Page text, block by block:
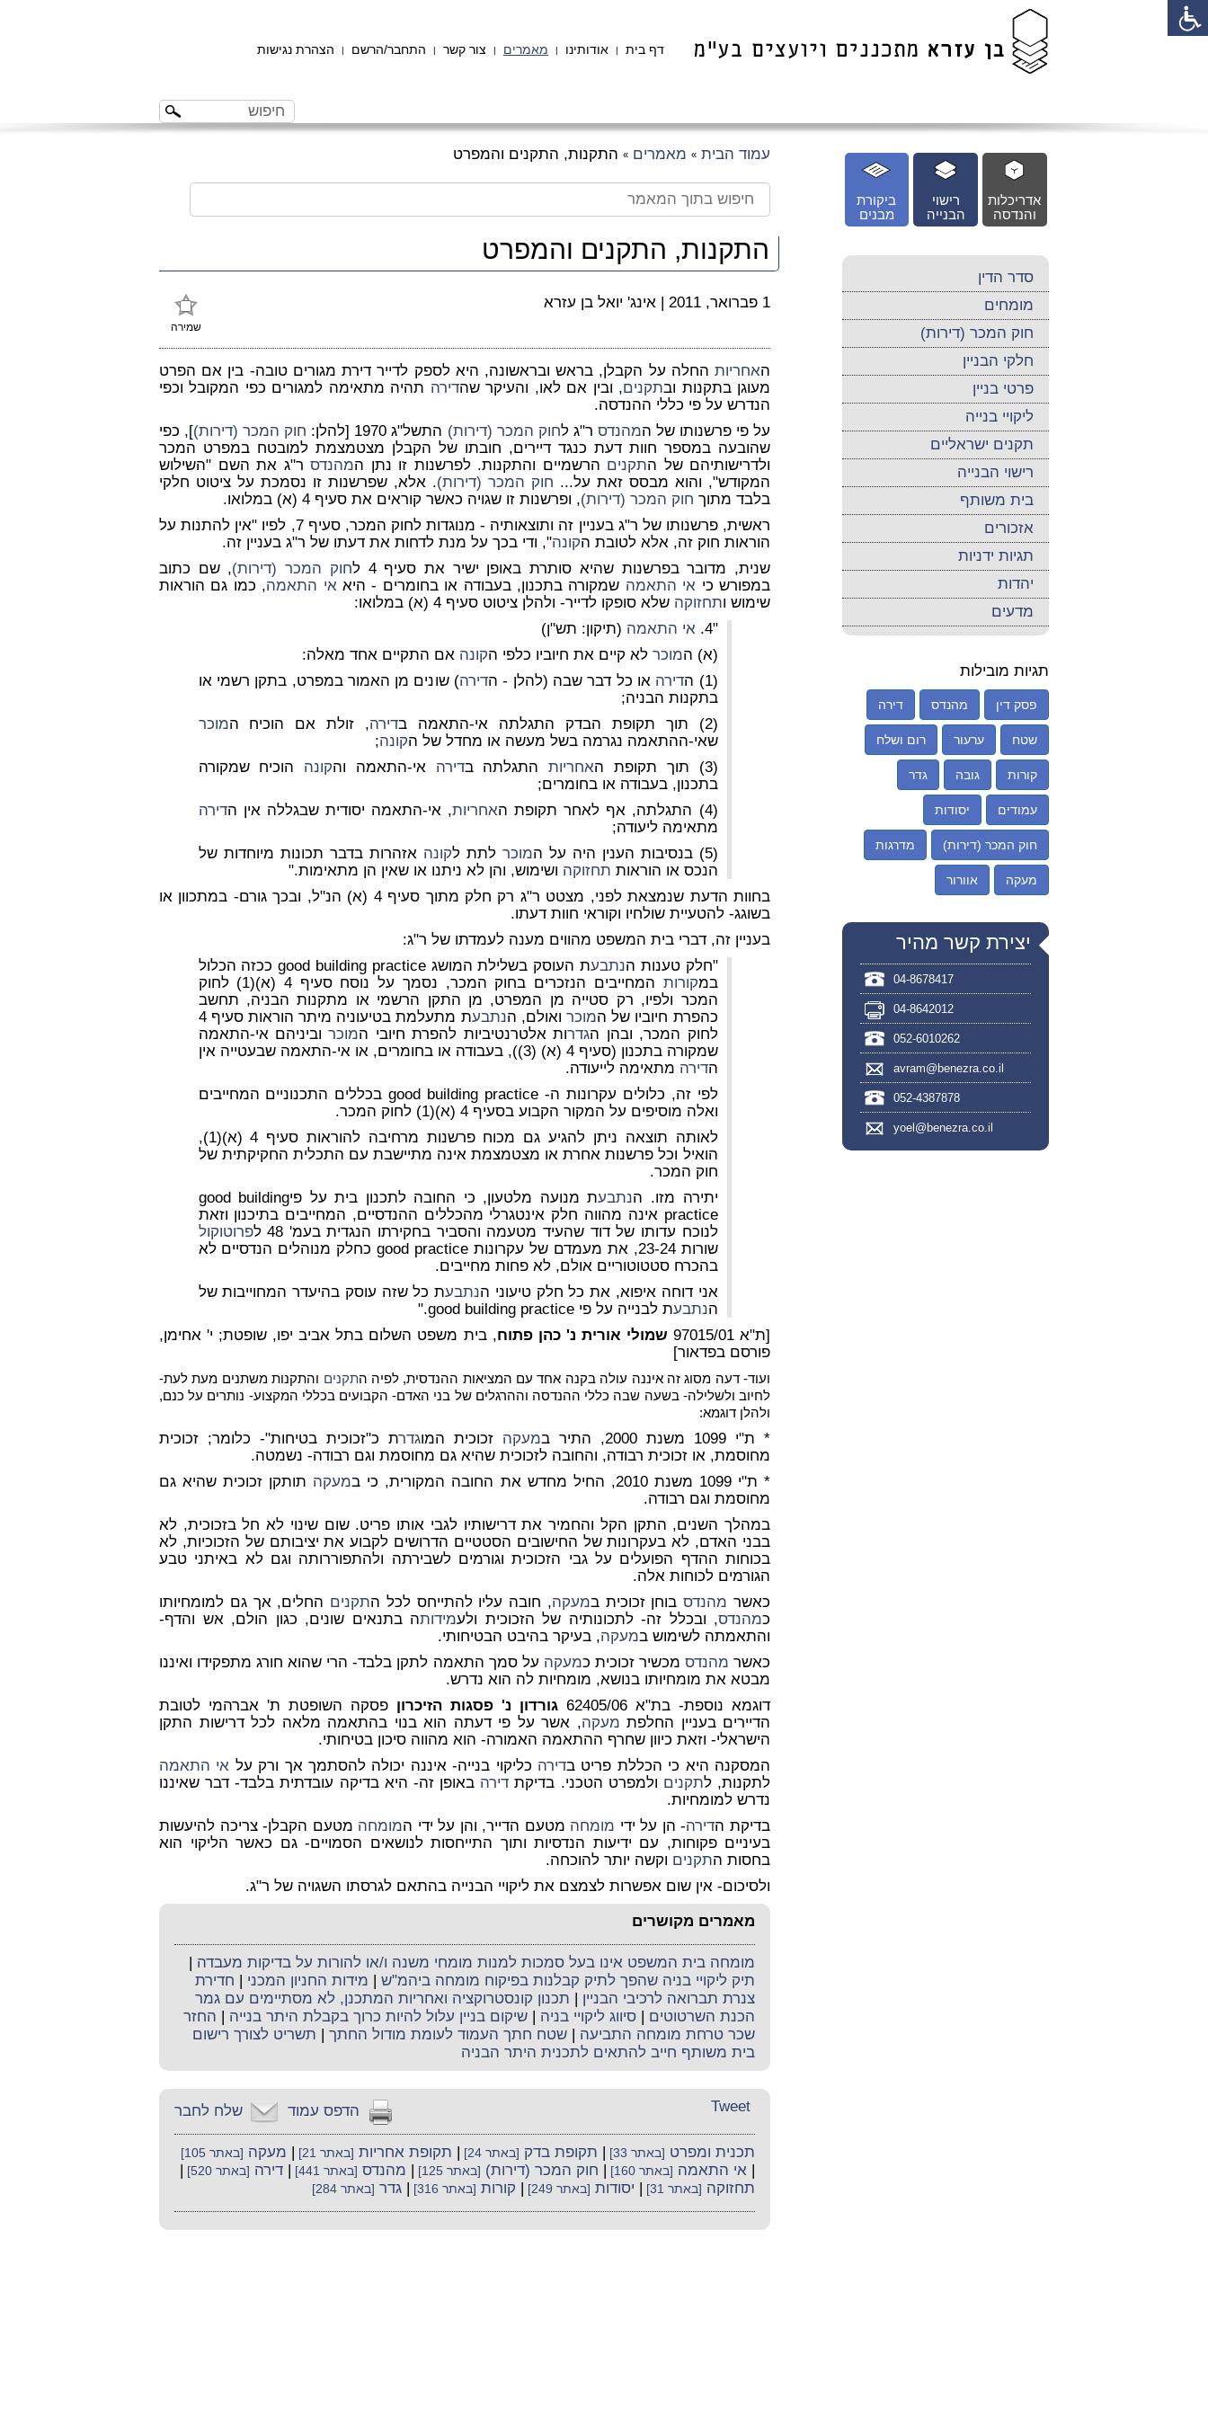
דף בית | אודותינו | מאמרים | צור קשר | התחבר/הרשם | הצהרת נגישות
עמוד הבית » מאמרים » התקנות, התקנים והמפרט
התקנות, התקנים והמפרט
שמירה
1 פברואר, 2011 | אינג' יואל בן עזרא
האחריות החלה על הקבלן, בראש ובראשונה, היא לספק לדייר דירת מגורים טובה- בין אם הפרט
מעוגן בתקנות ובתקנים, ובין אם לאו, והעיקר שהדירה תהיה מתאימה למגורים כפי המקובל וכפי
הנדרש על פי כללי ההנדסה.
על פי פרשנותו של המהנדס ר"ג לחוק המכר (דירות) התשל"ג 1970 [להלן: חוק המכר (דירות)], כפי
שהובעה במספר חוות דעת כנגד דיירים, חובתו של הקבלן מצטמצמת למובטח במפרט המכר
ולדרישותיהם של התקנים הרשמיים והתקנות. לפרשנות זו נתן המהנדס ר"ג את השם "השילוש
המקודש", והוא מבסס זאת על... חוק המכר (דירות). אלא, שפרשנות זו נסמכת על ציטוט חלקי
בלבד מתוך חוק המכר (דירות), ופרשנות זו שגויה כאשר קוראים את סעיף 4 (א) במלואו.
ראשית, פרשנותו של ר"ג בעניין זה ותוצאותיה - מנוגדות לחוק המכר, סעיף 7, לפיו "אין להתנות על
הוראות חוק זה, אלא לטובת הקונה", ודי בכך על מנת לדחות את דעתו של ר"ג בעניין זה.
שנית, מדובר בפרשנות שהיא סותרת באופן ישיר את סעיף 4 ל
חוק המכר (דירות), שם כתוב
במפורש כי אי התאמה שמקורה בתכנון, בעבודה או בחומרים - היאאי התאמה, כמו גם הוראות
שימוש ותחזוקה שלא סופקו לדייר- ולהלן ציטוט סעיף 4 (א) במלואו:
"4.
אי התאמה (תיקון: תש"ן)
(א) המוכר לא קיים את חיוביו כלפי הקונה אם התקיים אחד מאלה:
(1) ה
דירה או כל דבר שבה (להלן - הדירה) שונים מן האמור במפרט, בתקן רשמי או
בתקנות הבניה;
(2) תוך תקופת הבדק התגלתה אי-התאמה ב
דירה, זולת אם הוכיח המוכר
שאי-ההתאמה נגרמה בשל מעשה או מחדל של הקונה;
(3) תוך תקופת ה
אחריותהתגלתה בדירה אי-התאמה והקונה הוכיח שמקורה
בתכנון, בעבודה או בחומרים;
(4) התגלתה, אף לאחר תקופת ה
אחריות, אי-התאמה יסודית שבגללה אין הדירה
מתאימה ליעודה;
(5) בנסיבות הענין היה על ה
מוכר לתת לקונה אזהרות בדבר תכונות מיוחדות של
הנכס או הוראות תחזוקה ושימוש, והן לא ניתנו או שאין הן מתאימות."
בחוות הדעת שנמצאת לפני, מצטט ר"ג רק חלק מתוך סעיף 4 (א) הנ"ל, ובכך גורם- במתכוון או
בשוגג- להטעיית שולחיו וקוראי חוות דעתו.
בעניין זה, דברי בית המשפט מהווים מענה לעמדתו של ר"ג:
"חלק טענות הנתבע
ת העוסק בשלילת המושג good building practice ככזה הכלול
במקורות
המחייבים הנזכרים בחוק המכר, נסמך על נוסח סעיף 4 (א)(1) לחוק
המכר ולפיו, רק סטייה מן המפרט, מן התקן הרשמי או מתקנות הבניה, תחשב
כהפרת חיוביו של המוכר ואולם, הנתבע
ת מתעלמת בטיעוניה מיתר הוראות סעיף 4
לחוק המכר, ובהן הגדרות אלטרנטיביות להפרת חיובי המוכרוביניהם אי-התאמה
שמקורה בתכנון (סעיף 4 (א) (3)), בעבודה או בחומרים, או אי-התאמה שבעטייה אין
הדירה מתאימה לייעודה.
לפי זה, כלולים עקרונות ה- good building practice בכללים התכנוניים המחייבים
ואלה מוסיפים על המקור הקבוע בסעיף 4 (א)(1) לחוק המכר.
לאותה תוצאה ניתן להגיע גם מכוח פרשנות מרחיבה להוראות סעיף 4 (א)(1),
הואיל וכל פרשנות אחרת או מצטמצמת אינה מתיישבת עם התכלית החקיקתית של
חוק המכר.
יתירה מזו. הנתבע
ת מנועה מלטעון, כי החובה לתכנון בית על פיgood building
practice אינה מהווה חלק אינטגרלי מהכללים ההנדסיים, המחייבים בתיכנון וזאת
לנוכח עדותו של דוד שהעיד מטעמה והסביר בחקירתו הנגדית בעמ' 48 ל
פרוטוקול
שורות 23-24, את מעמדם של עקרונות good practice כחלק מנוהלים הנדסיים לא
בהכרח סטטוטוריים אולם, לא פחות מחייבים.
אני דוחה איפוא, את כל חלק טיעוני הנתבעת כל שזה עוסק בהיעדר המחוייבות של
הנתבעת לבנייה על פי good building practice."
[ת"א 97015/01
שמולי אורית נ' כהן פתוח, בית משפט השלום בתל אביב יפו, שופטת; י' אחימן,
פורסם בפדאור]
ועוד- דעה מסוג זה איננה עולה בקנה אחד עם המציאות ההנדסית, לפיה התקנים והתקנות משתנים מעת לעת-
לחיוב ולשלילה- בשעה שבה כללי ההנדסה וההרגלים של בני האדם- הקבועים בכללי המקצוע- נותרים על כנם,
ולהלן דוגמא:
* ת"י 1099 משנת 2000, התיר ב מעקה זכוכית המוגדרת כ"זכוכית בטיחות"- כלומר; זכוכית
מחוסמת, או זכוכית רבודה, והחובה לזכוכית שהיא גם מחוסמת וגם רבודה- נשמטה.
* ת"י 1099 משנת 2010, החיל מחדש את החובה המקורית, כי ב
מעקה תותקן זכוכית שהיא גם
מחוסמת וגם רבודה.
במהלך השנים, התקן הקל והחמיר את דרישותיו לגבי אותו פריט. שום שינוי לא חל בזכוכית, לא
בבני האדם, לא בעקרונות של החישובים הסטטיים הדרושים לקבוע את יציבותם של הזכוכיות, לא
בכוחות ההדף הפועלים על גבי הזכוכית וגורמים לשבירתה ולהתפוררותה וגם לא באיתני טבע
הגורמים לכוחות אלה.
כאשר מהנדסבוחן זכוכית במעקה, חובה עליו להתייחס לכל התקנים החלים, אך גם למומחיותו
כמהנדס, ובכלל זה- לתכונותיה של הזכוכית ולעמידותה בתנאים שונים, כגון הולם, אש והדף-
והתאמתה לשימוש במעקה, בעיקר בהיבט הבטיחותי.
כאשר מהנדס מכשיר זכוכית כמעקה על סמך התאמה לתקן בלבד- הרי שהוא חורג מתפקידו ואיננו
מבטא את מומחיותו בנושא, מומחיות לה הוא נדרש.
דוגמא נוספת- בת"א 62405/06
גורדון נ' פסגות הזיכרון פסקה השופטת ת' אברהמי לטובת
הדיירים בעניין החלפת מעקה, אשר על פי דעתה הוא בנוי בהתאמה מלאה לכל דרישות התקן
הישראלי- וזאת כיוון שחרף ההתאמה האמורה- הוא מהווה סיכון בטיחותי.
המסקנה היא כי הכללת פריט בדירה כליקוי בנייה- איננה יכולה להסתמך אך ורק על אי התאמה
לתקנות, לתקנים ולמפרט הטכני. בדיקת דירה באופן זה- היא בדיקה עובדתית בלבד- דבר שאיננו
נדרש למומחיות.
בדיקת הדירה- הן על ידי מומחה מטעם הדייר, והן על ידי המומחה מטעם הקבלן- צריכה להיעשות
בעיניים פקוחות, עם ידיעות הנדסיות ותוך התייחסות לנושאים הסמויים- גם כאשר הליקוי הוא
בחסות התקנים וקשה יותר להוכחה.
ולסיכום- אין שום אפשרות לצמצם את ליקויי הבנייה בהתאם לגרסתו השגויה של ר"ג.
מאמרים מקושרים
מומחה בית המשפט אינו בעל סמכות למנות מומחי משנה ו/או להורות על בדיקות מעבדה |
תיק ליקויי בניה שהפך לתיק קבלנות בפיקוח מומחה ביהמ"ש | מידות החניון המכני | חדירת
צנרת תברואה לרכיבי הבניין | תכנון קונסטרוקציה ואחריות המתכנן, לא מסתיימים עם גמר
הכנת השרטוטים | סיווג ליקויי בניה | שיקום בניין עלול להיות כרוך בקבלת היתר בנייה | החזר
שכר טרחת מומחה התביעה | שטח חתך העמוד לעומת מודול החתך | תשריט לצורך רישום
בית משותף חייב להתאים לתכנית היתר הבניה
שלח לחבר הדפס עמוד Tweet
תכנית ומפרט [באתר 33] | תקופת בדק [באתר 24] | תקופת אחריות [באתר 21] | מעקה [באתר 105]
| אי התאמה [באתר 160] | חוק המכר (דירות) [באתר 125] | מהנדס [באתר 441] | דירה [באתר 520]
|
תחזוקה [באתר 31] | יסודות [באתר 249] | קורות [באתר 316] | גדר [באתר 284]
ביקורת
מבנים
רישוי
הבנייה
אדריכלות
והנדסה
סדר הדין
מומחים
חוק המכר (דירות)
חלקי הבניין
פרטי בניין
ליקויי בנייה
תקנים ישראליים
רישוי הבנייה
בית משותף
אזכורים
תגיות ידניות
יהדות
מדעים
תגיות מובילות
פסק דין מהנדס דירה
שטח ערעור רום ושלח
קורות גובה גדר
עמודים יסודות
חוק המכר (דירות) מדרגות
מעקה אוורור
יצירת קשר מהיר
04-8678417
04-8642012
052-6010262
avram@benezra.co.il
052-4387878
yoel@benezra.co.il